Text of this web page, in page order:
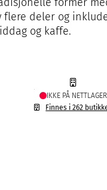
flere deler og
og kaffe.
IKKE PÅ NETTLAGER
Finnes i 262